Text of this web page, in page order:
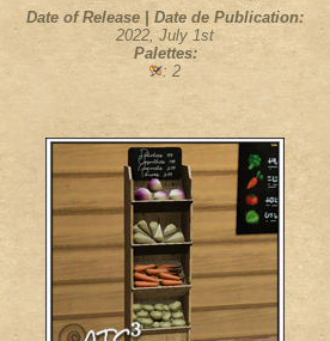
Date of Release | Date de Publication:
2022, July 1st
Palettes:
: 2